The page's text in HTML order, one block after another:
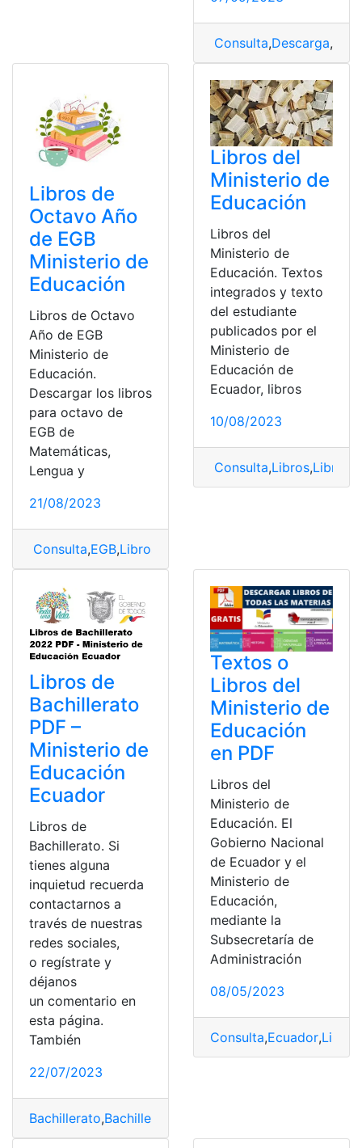
Consulta,Descarga,
Libros de
Octavo Año
de EGB
Ministerio de
Educación
Libros de Octavo
Año de EGB
Ministerio de
Educación.
Descargar los libros
para octavo de
EGB de
Matemáticas,
Lengua y
21/08/2023
Consulta,EGB,Libros
Libros del
Ministerio de
Educación
Libros del
Ministerio de
Educación. Textos
integrados y texto
del estudiante
publicados por el
Ministerio de
Educación de
Ecuador, libros
10/08/2023
Consulta,Libros,Libros
Libros de
Bachillerato
PDF –
Ministerio de
Educación
Ecuador
Libros de
Bachillerato. Si
tienes alguna
inquietud recuerda
contactarnos a
través de nuestras
redes sociales,
o regístrate y
déjanos
un comentario en
esta página.
También
22/07/2023
Bachillerato,Bachillerato Técnico
Textos o
Libros del
Ministerio de
Educación
en PDF
Libros del
Ministerio de
Educación. El
Gobierno Nacional
de Ecuador y el
Ministerio de
Educación,
mediante la
Subsecretaría de
Administración
08/05/2023
Consulta,Ecuador,